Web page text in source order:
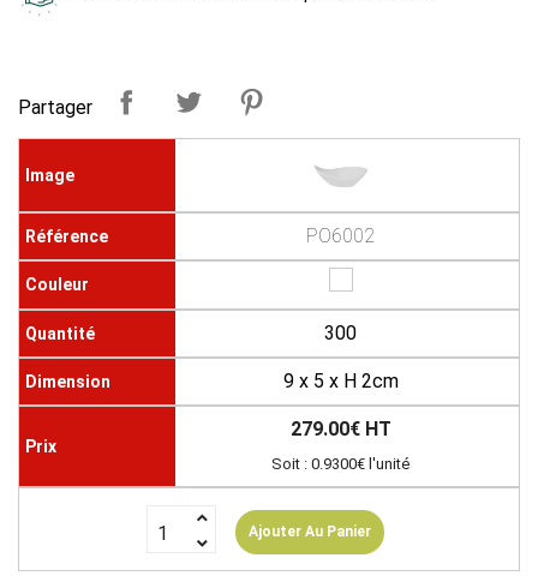
Partager
PO6002
300
9 x 5 x H 2cm
279.00€ HT
Soit : 0.9300€ l'unité
Ajouter Au Panier